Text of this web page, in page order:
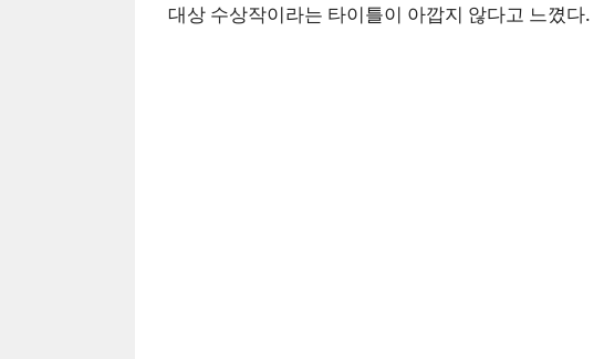
대상 수상작이라는 타이틀이 아깝지 않다고 느꼈다.